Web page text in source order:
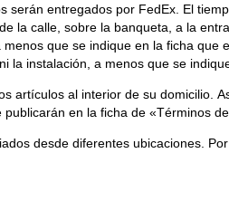
entregados por FedEx. El
la calle, sobre la banqueta, a la
que se indique en la ficha
instalación, a menos que se
artículos al interior de su domicilio.
en la ficha de «Términos
desde diferentes ubicaciones.